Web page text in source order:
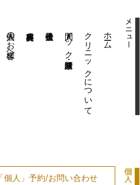
個人のお客様へ 人間ドック・健康診断 クリニックについて ホーム
「個人」予約/お問い合わせ